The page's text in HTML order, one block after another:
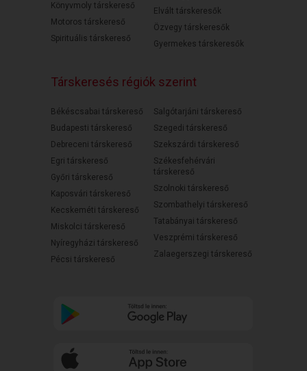
Könyvmoly társkereső
Motoros társkereső
Spirituális társkereső
Elvált társkeresők
Özvegy társkeresők
Gyermekes társkeresők
Társkeresés régiók szerint
Békéscsabai társkereső
Budapesti társkereső
Debreceni társkereső
Egri társkereső
Győri társkereső
Kaposvári társkereső
Kecskeméti társkereső
Miskolci társkereső
Nyíregyházi társkereső
Pécsi társkereső
Salgótarjáni társkereső
Szegedi társkereső
Szekszárdi társkereső
Székesfehérvári
társkereső
Szolnoki társkereső
Szombathelyi társkereső
Tatabányai társkereső
Veszprémi társkereső
Zalaegerszegi társkereső